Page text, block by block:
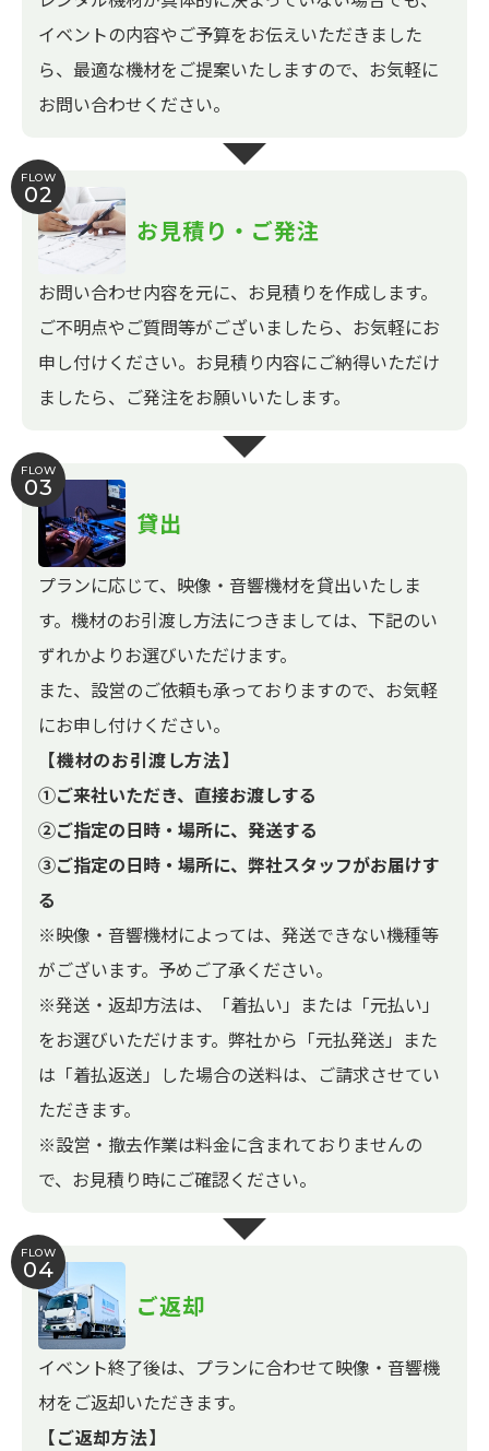
イベントの内容やご予算をお伝えいただきました
ら、最適な機材をご提案いたしますので、お気軽に
お問い合わせください。
FLOW
02
お見積り・ご発注
お問い合わせ内容を元に、お見積りを作成します。
ご不明点やご質問等がございましたら、お気軽にお
申し付けください。お見積り内容にご納得いただけ
ましたら、ご発注をお願いいたします。
FLOW
03
貸出
プランに応じて、映像・音響機材を貸出いたしま
す。機材のお引渡し方法につきましては、下記のい
ずれかよりお選びいただけます。
また、設営のご依頼も承っておりますので、お気軽
にお申し付けください。
【機材のお引渡し方法】
①ご来社いただき、直接お渡しする
②ご指定の日時・場所に、発送する
③ご指定の日時・場所に、弊社スタッフがお届けす
る
※映像・音響機材によっては、発送できない機種等
がございます。予めご了承ください。
※発送・返却方法は、「着払い」または「元払い」
をお選びいただけます。弊社から「元払発送」また
は「着払返送」した場合の送料は、ご請求させてい
ただきます。
※設営・撤去作業は料金に含まれておりませんの
で、お見積り時にご確認ください。
FLOW
04
ご返却
イベント終了後は、プランに合わせて映像・音響機
材をご返却いただきます。
【ご返却方法】